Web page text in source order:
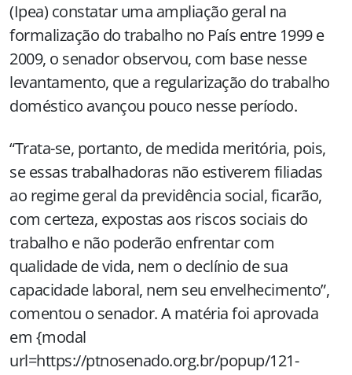
(Ipea) constatar uma ampliação geral na
formalização do trabalho no País entre 1999 e
2009, o senador observou, com base nesse
levantamento, que a regularização do trabalho
doméstico avançou pouco nesse período.
“Trata-se, portanto, de medida meritória, pois,
se essas trabalhadoras não estiverem filiadas
ao regime geral da previdência social, ficarão,
com certeza, expostas aos riscos sociais do
trabalho e não poderão enfrentar com
qualidade de vida, nem o declínio de sua
capacidade laboral, nem seu envelhecimento”,
comentou o senador. A matéria foi aprovada
em {modal
url=https://ptnosenado.org.br/popup/121-